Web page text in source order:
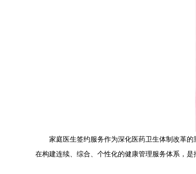
家庭医生签约服务作为深化医药卫生体制改革
在构建连续、综合、个性化的健康管理服务体系，是